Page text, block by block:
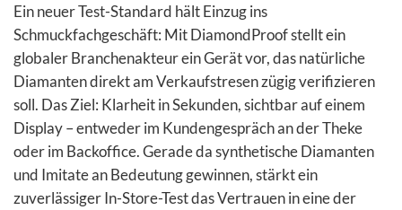
Ein neuer Test-Standard hält Einzug ins
Schmuckfachgeschäft: Mit DiamondProof stellt ein
globaler Branchenakteur ein Gerät vor, das natürliche
Diamanten direkt am Verkaufstresen zügig verifizieren
soll. Das Ziel: Klarheit in Sekunden, sichtbar auf einem
Display – entweder im Kundengespräch an der Theke
oder im Backoffice. Gerade da synthetische Diamanten
und Imitate an Bedeutung gewinnen, stärkt ein
zuverlässiger In-Store-Test das Vertrauen in eine der